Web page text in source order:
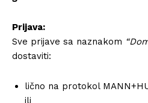
Prijava:
Sve prijave sa naznakom
dostaviti:
lično na protokol
ili